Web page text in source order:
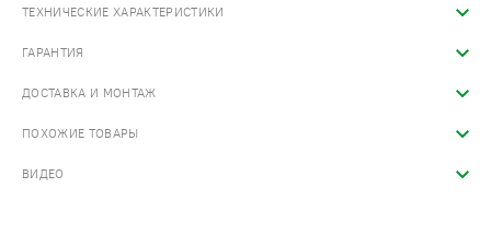
ТЕХНИЧЕСКИЕ ХАРАКТЕРИСТИКИ
ГАРАНТИЯ
ДОСТАВКА И МОНТАЖ
ПОХОЖИЕ ТОВАРЫ
ВИДЕО